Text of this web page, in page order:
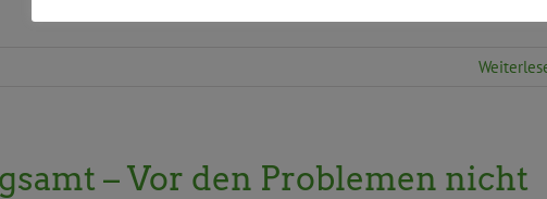
– Vor den Problemen nicht